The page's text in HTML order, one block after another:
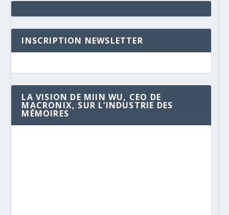
INSCRIPTION NEWSLETTER
LA VISION DE MIIN WU, CEO DE
MACRONIX, SUR L’INDUSTRIE DES
MÉMOIRES